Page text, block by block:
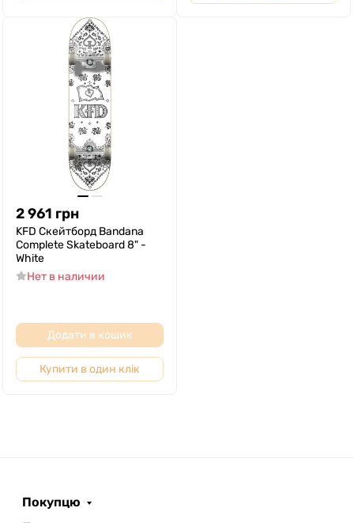
2 961 грн
KFD Скейтборд Bandana
Complete Skateboard 8" -
White
Нет в наличии
Додати в кошик
Купити в один клік
Покупцю